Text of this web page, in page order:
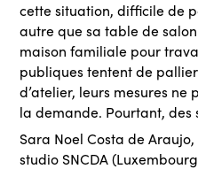
cette situation, difficile de
autre que sa table de
maison familiale pour
publiques tentent de
d’atelier, leurs mesures
la demande. Pourtant, des
Sara Noel Costa de
studio SNCDA